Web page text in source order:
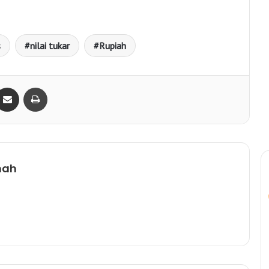
nilai tukar Rupiah